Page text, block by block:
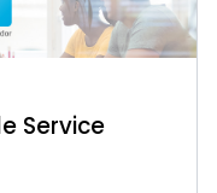
Service